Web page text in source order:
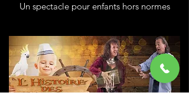
Un spectacle pour enfants hors normes